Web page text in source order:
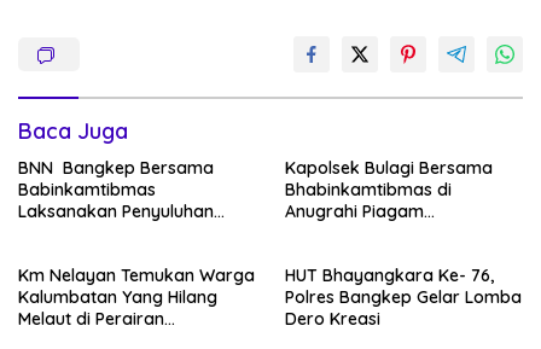
Baca Juga
BNN Bangkep Bersama
Babinkamtibmas
Laksanakan Penyuluhan
Bulungkobit
Kapolsek Bulagi Bersama
Bhabinkamtibmas di
Anugrahi Piagam
Km Nelayan Temukan Warga
Kalumbatan Yang Hilang
Melaut di Perairan
HUT Bhayangkara Ke- 76,
Polres Bangkep Gelar Lomba
Dero Kreasi